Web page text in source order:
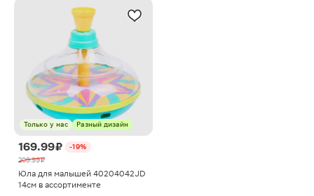
Только у нас Разный дизайн
169.99 ₽
-19%
209.99 ₽
Юла для малышей 40204042JD
14см в ассортименте